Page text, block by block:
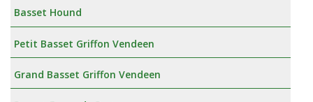
Basset Hound
Petit Basset Griffon Vendeen
Grand Basset Griffon Vendeen